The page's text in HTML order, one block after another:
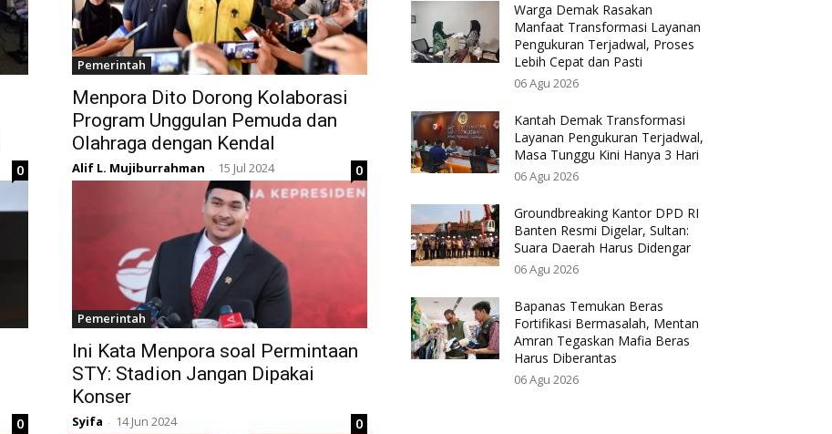
0
Pemerintah
Menpora Dito Dorong Kolaborasi
Program Unggulan Pemuda dan
Olahraga dengan Kendal
Alif L. Mujiburrahman - 15 Jul 2024 0
0
Pemerintah
Ini Kata Menpora soal Permintaan
STY: Stadion Jangan Dipakai
Konser
Syifa - 14 Jun 2024 0
Warga Demak Rasakan
Manfaat Transformasi Layanan
Pengukuran Terjadwal, Proses
Lebih Cepat dan Pasti
06 Agu 2026
Kantah Demak Transformasi
Layanan Pengukuran Terjadwal,
Masa Tunggu Kini Hanya 3 Hari
06 Agu 2026
Groundbreaking Kantor DPD RI
Banten Resmi Digelar, Sultan:
Suara Daerah Harus Didengar
06 Agu 2026
Bapanas Temukan Beras
Fortifikasi Bermasalah, Mentan
Amran Tegaskan Mafia Beras
Harus Diberantas
06 Agu 2026